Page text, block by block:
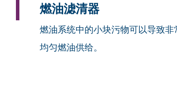
燃油滤清器
燃油系统中的小块污物可以导致
均匀燃油供给。